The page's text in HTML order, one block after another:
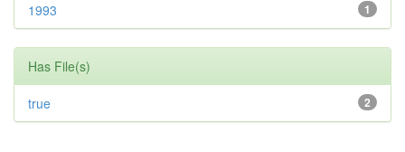
1
1993
Has File(s)
2
true